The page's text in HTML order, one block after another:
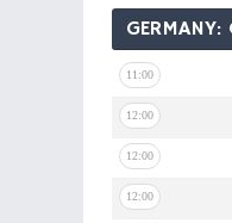
11:00
12:00
12:00
12:00